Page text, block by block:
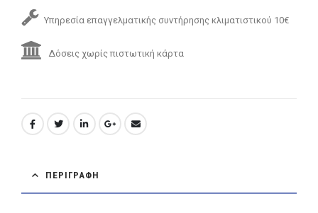
Υπηρεσία επαγγελματικής συντήρησης κλιματιστικού 10€
Δόσεις χωρίς πιστωτική κάρτα
ΠΕΡΙΓΡΑΦΉ